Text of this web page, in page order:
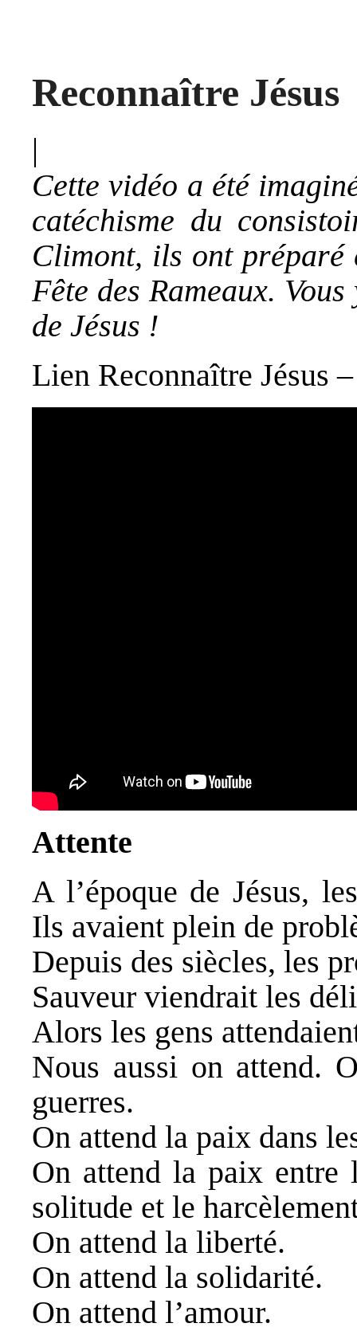
Reconnaître Jésus
|
Cette vidéo a été
catéchisme du
Climont, ils ont préparé
Fête des Rameaux.
de Jésus !
Lien Reconnaître Jésus
Attente
A l’époque de Jésus,
Ils avaient plein de
Depuis des siècles, les
Sauveur viendrait les
Alors les gens
Nous aussi on attend.
guerres.
On attend la paix dans
On attend la paix entre
solitude et le
On attend la liberté.
On attend la solidarité.
On attend l’amour.